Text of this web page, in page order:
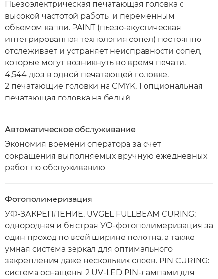
Пьезоэлектрическая печатающая головка с
высокой частотой работы и переменным
объемом капли. PAINT (пьезо-акустическая
интегрированная технология сопел) постоянно
отслеживает и устраняет неисправности сопел,
которые могут возникнуть во время печати.
4,544 дюз в одной печатающей головке.
2 печатающие головки на CMYK, 1 опциональная
печатающая головка на белый.
Автоматическое обслуживание
Экономия времени оператора за счет
сокращения выполняемых вручную ежедневных
работ по обслуживанию
Фотополимеризация
УФ-ЗАКРЕПЛЕНИЕ. UVGEL FULLBEAM CURING:
однородная и быстрая УФ-фотополимеризация за
один проход по всей ширине полотна, а также
умная система зеркал для оптимального
закрепления даже нескольких слоев. PIN CURING:
система оснащены 2 UV-LED PIN-лампами для